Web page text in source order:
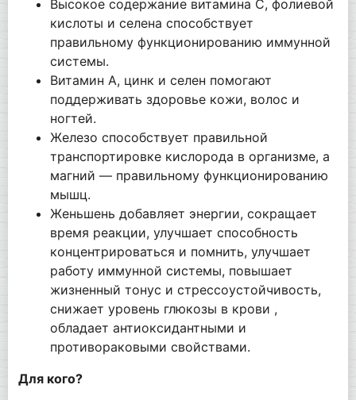
Высокое содержание витамина С, фолиевой
кислоты и селена способствует
правильному функционированию иммунной
системы.
Витамин А, цинк и селен помогают
поддерживать здоровье кожи, волос и
ногтей.
Железо способствует правильной
транспортировке кислорода в организме, а
магний — правильному функционированию
мышц.
Женьшень добавляет энергии, сокращает
время реакции, улучшает способность
концентрироваться и помнить, улучшает
работу иммунной системы, повышает
жизненный тонус и стрессоустойчивость,
снижает уровень глюкозы в крови ,
обладает антиоксидантными и
противораковыми свойствами.
Для кого?